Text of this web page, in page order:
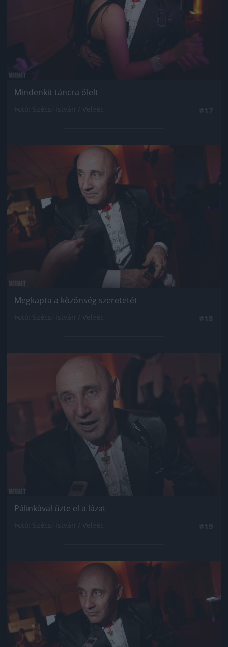
Mindenkit táncra ölelt
Jön még kép!
Megkapta a közönség szeretetét
Jön még kép!
Pálinkával űzte el a lázat
Jön még kép!